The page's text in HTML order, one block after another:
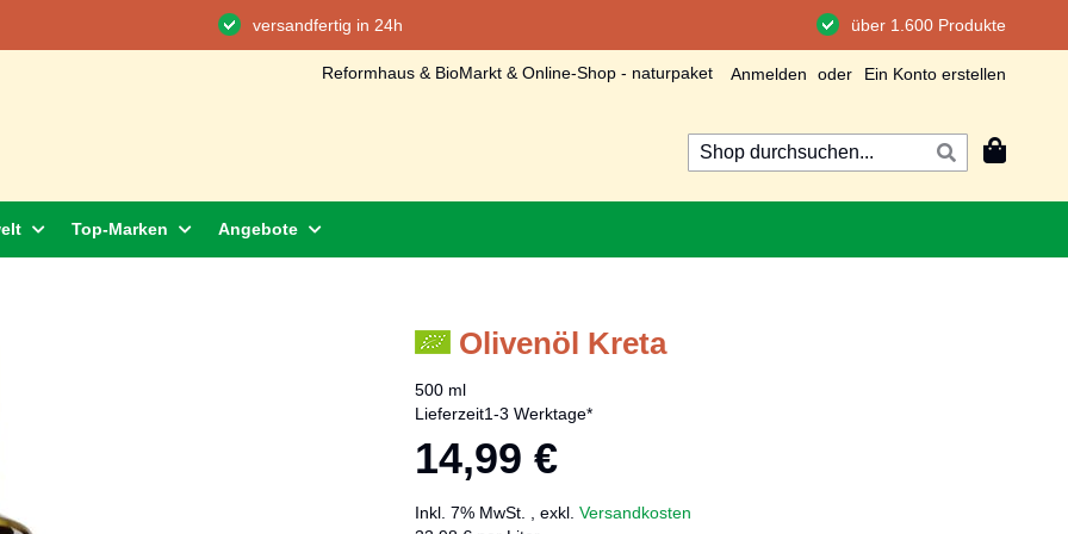
versandfertig in 24h über 1.600 Produkte
Reformhaus & BioMarkt & Online-Shop - naturpaket Anmelden Ein Konto erstellen
Mein
Suche
Top-Marken Angebote
Olivenöl Kreta
500 ml
Lieferzeit1-3 Werktage*
14,99 €
Inkl. 7% MwSt. exkl. Versandkosten